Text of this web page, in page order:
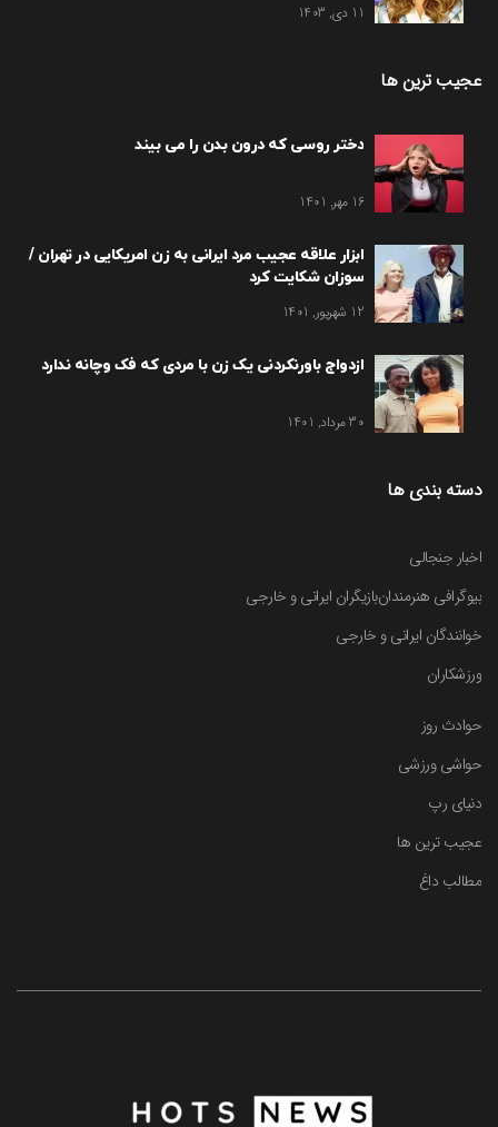
11 دی, 1403
عجیب ترین ها
دختر روسی که درون بدن را می بیند
16 مهر, 1401
ابزار علاقه عجیب مرد ایرانی به زن امریکایی در تهران /
سوزان شکایت کرد
12 شهریور, 1401
ازدواج باورنکردنی یک زن با مردی که فک وچانه ندارد
30 مرداد, 1401
دسته بندی ها
اخبار جنجالی
بیوگرافی هنرمندانبازیگران ایرانی و خارجی
خوانندگان ایرانی و خارجی
ورزشکاران
حوادث روز
حواشی ورزشی
دنیای رپ
عجیب ترین ها
مطالب داغ